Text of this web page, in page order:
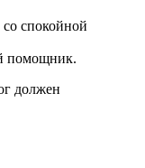
спокойной
помощник.
должен